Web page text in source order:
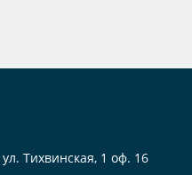
Тихвинская, 1 оф. 16